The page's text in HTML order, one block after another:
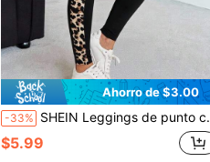
Ahorro de $3.00
-33% SHEIN Leggings de punto casuales de mezcla de estampado de leopardo negro para niña adolescente
$5.99